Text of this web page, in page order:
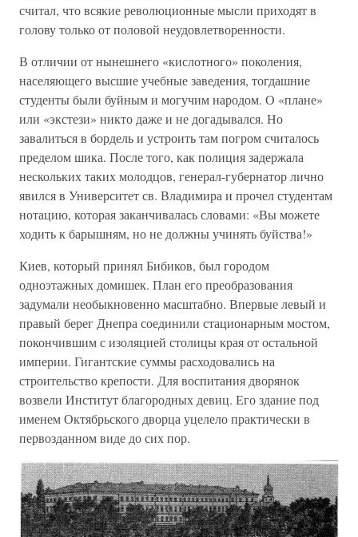
считал, что всякие революционные мысли приходят в
голову только от половой неудовлетворенности.
В отличии от нынешнего «кислотного» поколения,
населяющего высшие учебные заведения, тогдашние
студенты были буйным и могучим народом. О «плане»
или «экстези» никто даже и не догадывался. Но
завалиться в бордель и устроить там погром считалось
пределом шика. После того, как полиция задержала
нескольких таких молодцов, генерал-губернатор лично
явился в Университет св. Владимира и прочел студентам
нотацию, которая заканчивалась словами: «Вы можете
ходить к барышням, но не должны учинять буйства!»
Киев, который принял Бибиков, был городом
одноэтажных домишек. План его преобразования
задумали необыкновенно масштабно. Впервые левый и
правый берег Днепра соединили стационарным мостом,
покончившим с изоляцией столицы края от остальной
империи. Гигантские суммы расходовались на
строительство крепости. Для воспитания дворянок
возвели Институт благородных девиц. Его здание под
именем Октябрьского дворца уцелело практически в
первозданном виде до сих пор.